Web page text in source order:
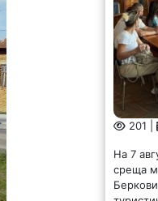
201 |
На 7
среща